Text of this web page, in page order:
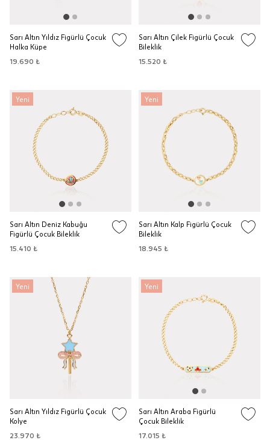
Sarı Altın Yıldız Figürlü Çocuk
Halka Küpe
19.690 ₺
Sarı Altın Çilek Figürlü Çocuk
Bileklik
15.520 ₺
Yeni
Sarı Altın Deniz Kabuğu
Figürlü Çocuk Bileklik
15.410 ₺
Yeni
Sarı Altın Kalp Figürlü Çocuk
Bileklik
18.945 ₺
Yeni
Sarı Altın Yıldız Figürlü Çocuk
Kolye
23.970 ₺
Yeni
Sarı Altın Araba Figürlü
Çocuk Bileklik
17.015 ₺